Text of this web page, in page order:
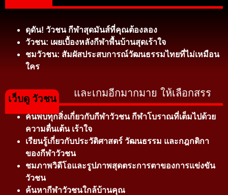
ดุดัน! วัวชน กีฬาสุดมันส์ที่คุณต้องลอง
วัวชน: เผยเบื้องหลังกีฬาพื้นบ้านสุดเร้าใจ
ชมวัวชน: สัมผัสประสบการณ์วัฒนธรรมไทยที่ไม่เหมือน
ใคร
และเกมอีกมากมาย ให้เลือกสรร
ค้นพบทุกสิ่งเกี่ยวกับกีฬาวัวชน กีฬาโบราณที่เต็มไปด้วย
ความตื่นเต้น เร้าใจ
เรียนรู้เกี่ยวกับประวัติศาสตร์ วัฒนธรรม และกฎกติกา
ของกีฬาวัวชน
ชมภาพวิดีโอและรูปภาพสุดตระการตาของการแข่งขัน
วัวชน
ค้นหากีฬาวัวชนใกล้บ้านคุณ
เว็บดู วัวชน